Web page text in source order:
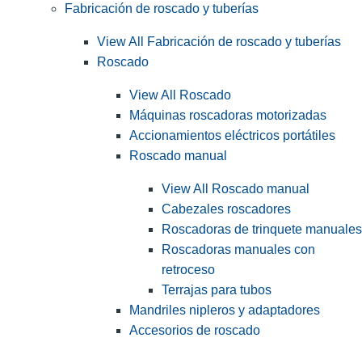
Fabricación de roscado y tuberías
View All Fabricación de roscado y tuberías
Roscado
View All Roscado
Máquinas roscadoras motorizadas
Accionamientos eléctricos portátiles
Roscado manual
View All Roscado manual
Cabezales roscadores
Roscadoras de trinquete manuales
Roscadoras manuales con
retroceso
Terrajas para tubos
Mandriles nipleros y adaptadores
Accesorios de roscado